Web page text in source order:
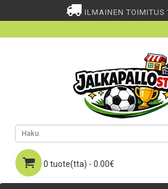
ILMAINEN TOIMITUS
0 tuote(tta) - 0.00€